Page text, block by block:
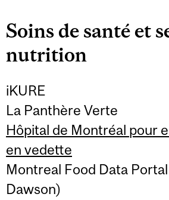
Soins de santé et
nutrition
iKURE
La Panthère Verte
Hôpital de Montréal pour
en vedette
Montreal Food Data
Dawson)